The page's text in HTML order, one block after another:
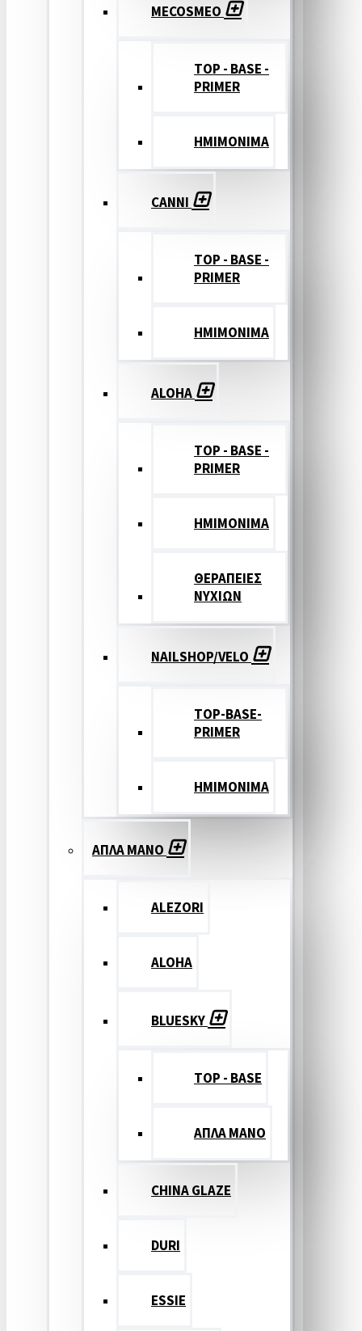
MECOSMEO
TOP - BASE -
PRIMER
ΗΜΙΜΟΝΙΜΑ
CANNI
TOP - BASE -
PRIMER
ΗΜΙΜΟΝΙΜΑ
ALOHA
TOP - BASE -
PRIMER
ΗΜΙΜΟΝΙΜΑ
ΘΕΡΑΠΕΙΕΣ
ΝΥΧΙΩΝ
NAILSHOP/VELO
TOP-BASE-
PRIMER
ΗΜΙΜΟΝΙΜΑ
ΑΠΛΑ ΜΑΝΟ
ALEZORI
ALOHA
BLUESKY
TOP - BASE
ΑΠΛΑ ΜΑΝΟ
CHINA GLAZE
DURI
ESSIE